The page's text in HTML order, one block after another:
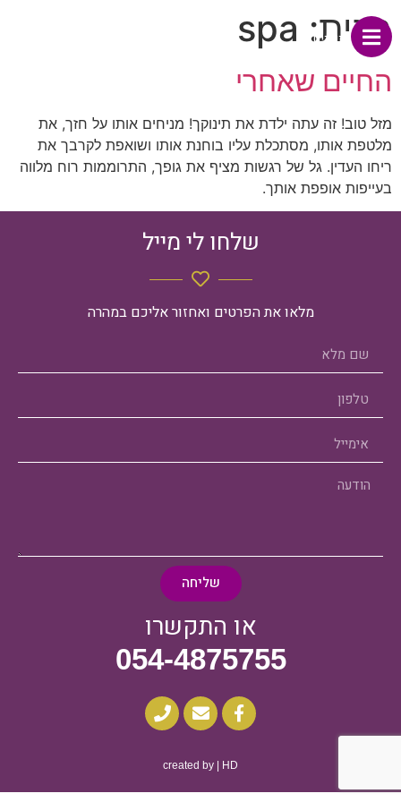
תפריט
תגית: spa
החיים שאחרי
מזל טוב! זה עתה ילדת את תינוקך! מניחים אותו על חזך, את
מלטפת אותו, מסתכלת עליו בוחנת אותו ושואפת לקרבך את
ריחו העדין. גל של רגשות מציף את גופך, התרוממות רוח מלווה
בעייפות אופפת אותך.
שלחו לי מייל
מלאו את הפרטים ואחזור אליכם במהרה
שליחה
או התקשרו
054-4875755
created by | HD